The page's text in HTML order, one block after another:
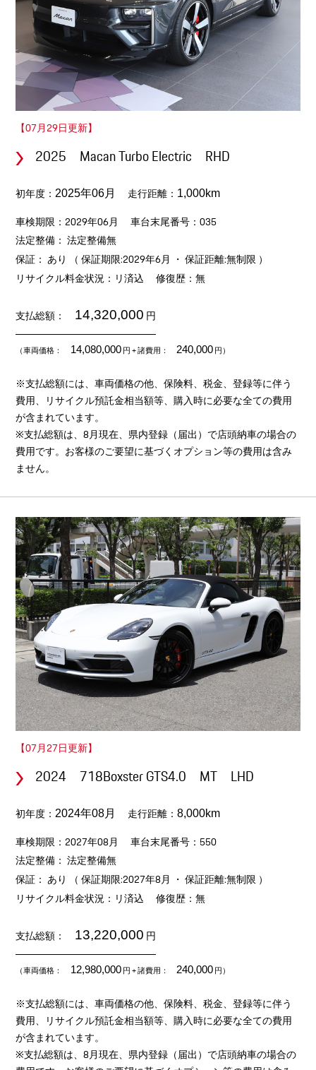
【07月29日更新】
2025 Macan Turbo Electric RHD
初年度：2025年06月 走行距離： 1,000km
車検期限：2029年06月
車台末尾番号：035
法定整備： 法定整備無
保証： あり （ 保証期限:2029年6月 ・ 保証距離:無制限 ）
リサイクル料金状況：リ済込
修復歴：無
支払総額： 14,320,000 円
（車両価格： 14,080,000円+ 諸費用： 240,000円）
※支払総額には、車両価格の他、保険料、税金、登録等に伴う
費用、リサイクル預託金相当額等、購入時に必要な全ての費用
が含まれています。
※支払総額は、8月現在、県内登録（届出）で店頭納車の場合の
費用です。お客様のご要望に基づくオプション等の費用は含み
ません。
【07月27日更新】
2024 718Boxster GTS4.0 MT LHD
初年度：2024年08月 走行距離：8,000km
車検期限：2027年08月
車台末尾番号：550
法定整備： 法定整備無
保証： あり （ 保証期限:2027年8月 ・ 保証距離:無制限 ）
リサイクル料金状況：リ済込
修復歴：無
支払総額： 13,220,000 円
（車両価格： 12,980,000円+ 諸費用： 240,000円）
※支払総額には、車両価格の他、保険料、税金、登録等に伴う
費用、リサイクル預託金相当額等、購入時に必要な全ての費用
が含まれています。
※支払総額は、8月現在、県内登録（届出）で店頭納車の場合の